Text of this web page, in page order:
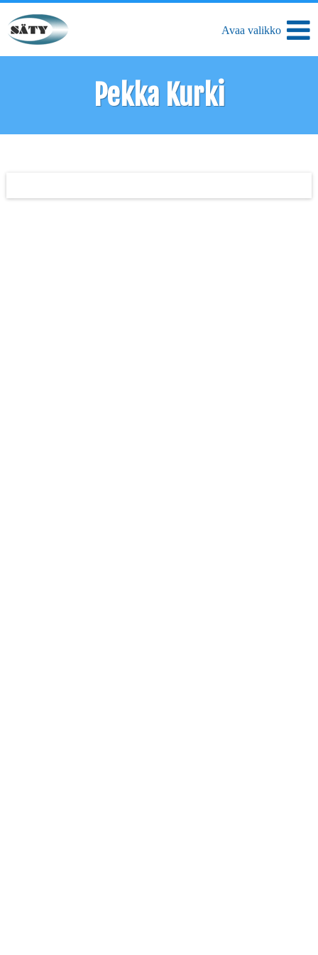
Pekka Kurki